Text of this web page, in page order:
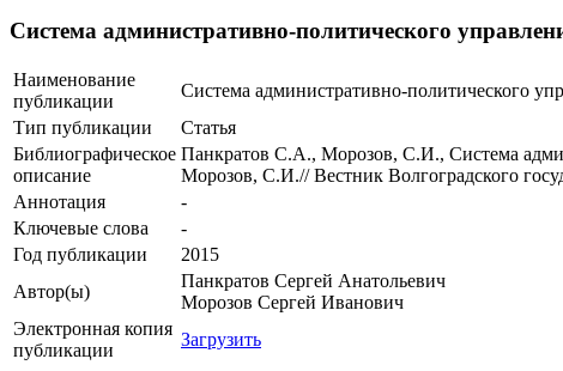
Система административно-политического
Наименование
публикации
Система административно-политического
Тип публикации
Статья
Библиографическое
описание
Панкратов С.А., Морозов, С.И., Система
Морозов, С.И.// Вестник Волгоградского
Аннотация
-
Ключевые cлова
-
Год публикации
2015
Автор(ы)
Панкратов Сергей Анатольевич
Морозов Сергей Иванович
Электронная копия
публикации
Загрузить